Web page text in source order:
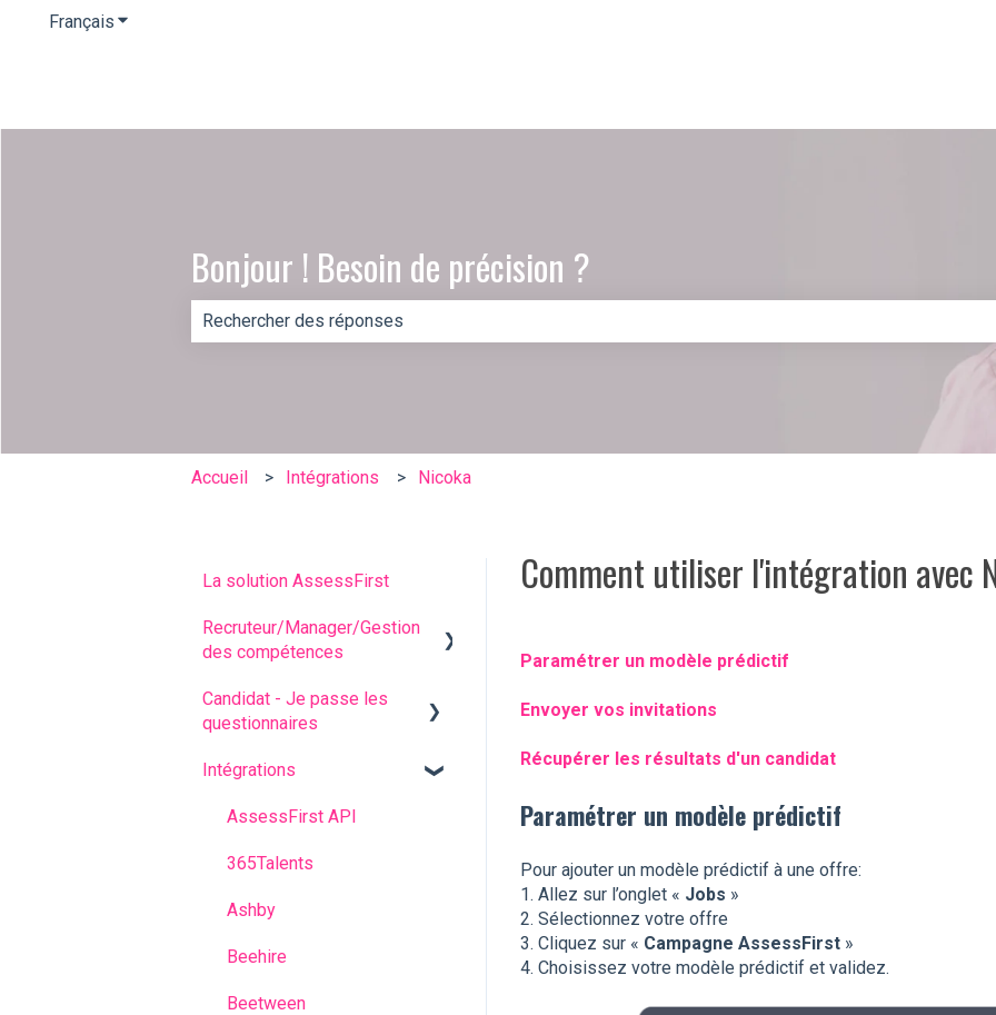
Français Afficher le sous-menu pour les traductions
Bonjour ! Besoin de précision ?
Accueil Intégrations Nicoka
Comment utiliser l'intégration avec
Paramétrer un modèle prédictif
Envoyer vos invitations
Récupérer les résultats d'un candidat
Paramétrer un modèle prédictif
Pour ajouter un modèle prédictif à une offre:
1. Allez sur l’onglet « Jobs »
2. Sélectionnez votre offre
3. Cliquez sur « Campagne AssessFirst»
4. Choisissez votre modèle prédictif et validez.
La solution AssessFirst
Recruteur/Manager/Gestion
des compétences
L'interface recruteur
mes candidats
Gestion des contacts
Comptes Manager
Modèle prédictif
Campagnes de
Candidat - Je passe les
questionnaires
Questions fréquentes
Avant les questionnaires
Pendant les questionnaires
Après avoir passé les
Intégrations
AssessFirst API
365Talents
Ashby
Beehire
Beetween